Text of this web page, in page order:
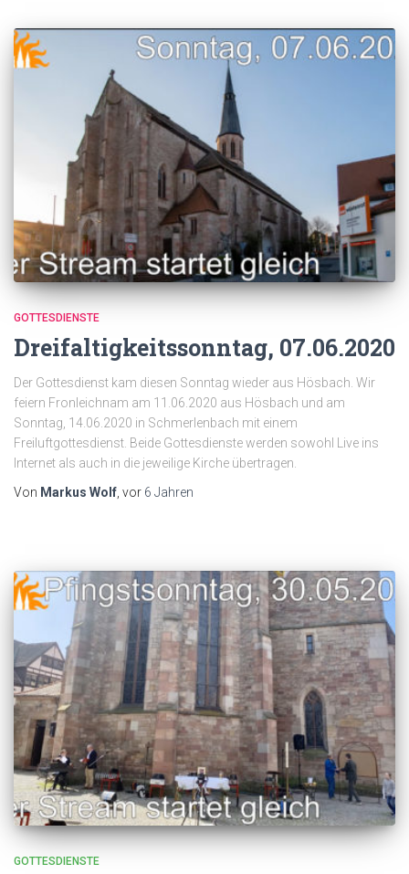
GOTTESDIENSTE
Dreifaltigkeitssonntag, 07.06.2020
Der Gottesdienst kam diesen Sonntag wieder aus Hösbach. Wir
feiern Fronleichnam am 11.06.2020 aus Hösbach und am
Sonntag, 14.06.2020 in Schmerlenbach mit einem
Freiluftgottesdienst. Beide Gottesdienste werden sowohl Live ins
Internet als auch in die jeweilige Kirche übertragen.
Von Markus Wolf, vor 6 Jahren
GOTTESDIENSTE